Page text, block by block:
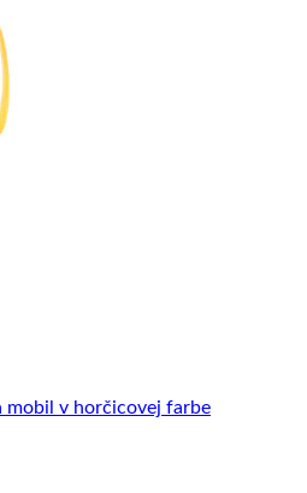
mobil v horčicovej farbe